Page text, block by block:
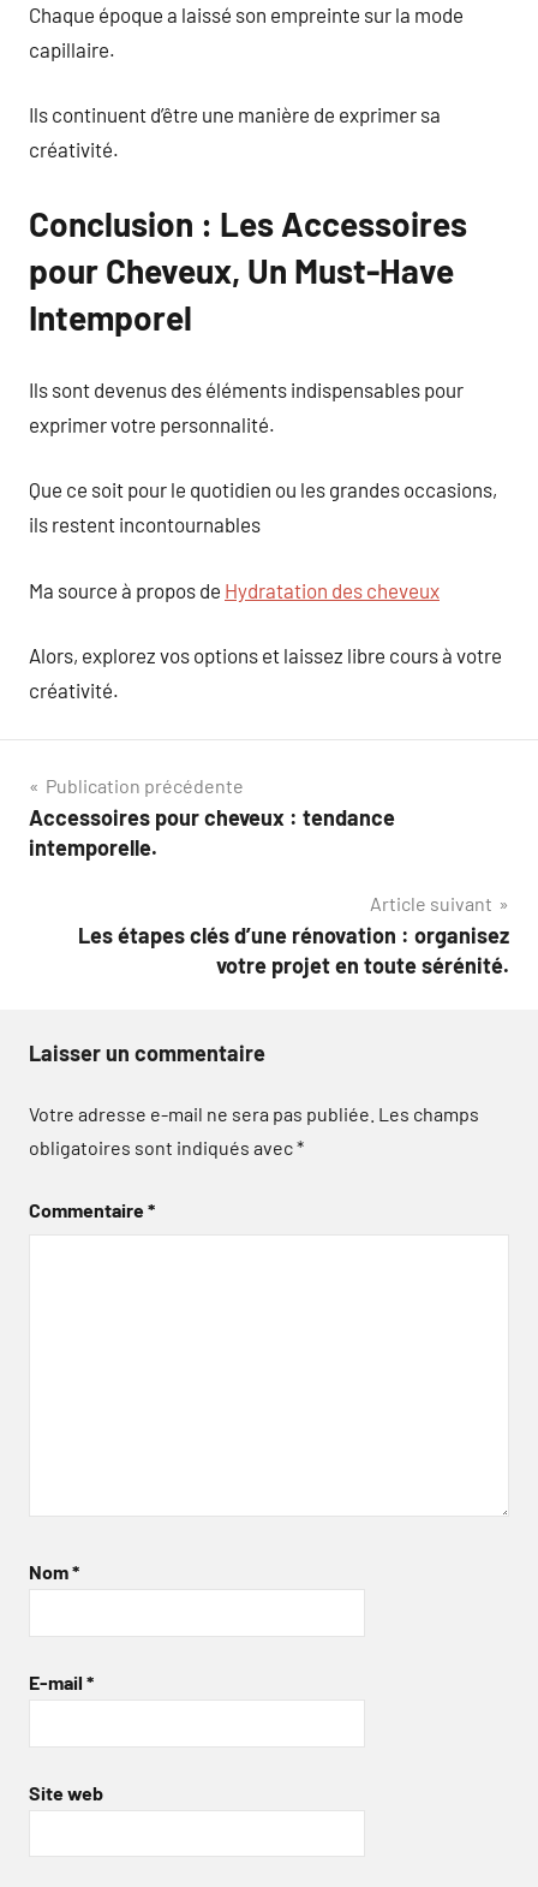
Chaque époque a laissé son empreinte sur la mode
capillaire.
Ils continuent d’être une manière de exprimer sa
créativité.
Conclusion : Les Accessoires
pour Cheveux, Un Must-Have
Intemporel
Ils sont devenus des éléments indispensables pour
exprimer votre personnalité.
Que ce soit pour le quotidien ou les grandes occasions,
ils restent incontournables
Ma source à propos de Hydratation des cheveux
Alors, explorez vos options et laissez libre cours à votre
créativité.
Navigation
de
Publication précédente
Accessoires pour cheveux : tendance
intemporelle.
Article suivant
Les étapes clés d’une rénovation : organisez
votre projet en toute sérénité.
Laisser un commentaire
Votre adresse e-mail ne sera pas publiée. Les champs
obligatoires sont indiqués avec*
Commentaire*
Nom*
E-mail *
Site web